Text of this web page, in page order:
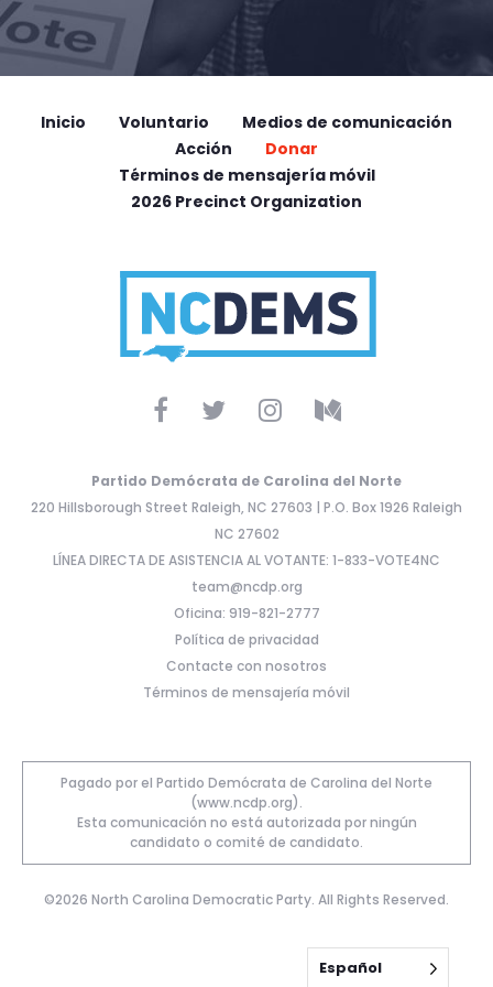
Inicio Voluntario
Medios de comunicación
Acción
Donar
Términos de mensajería móvil
2026 Precinct Organization
Partido Demócrata de Carolina del Norte
220 Hillsborough Street Raleigh, NC 27603 | P.O. Box 1926 Raleigh
NC 27602
LÍNEA DIRECTA DE ASISTENCIA AL VOTANTE: 1-833-VOTE4NC
team@ncdp.org
Oficina: 919-821-2777
Política de privacidad
Contacte con nosotros
Términos de mensajería móvil
Pagado por el Partido Demócrata de Carolina del Norte
(www.ncdp.org).
Esta comunicación no está autorizada por ningún
candidato o comité de candidato.
©2026 North Carolina Democratic Party. All Rights Reserved.
Español